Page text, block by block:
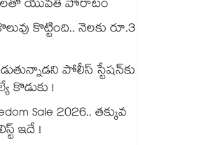
యువతి పోరాటం
కొట్టింది.. నెలకు రూ.3
పోలీస్ స్టేషన్⁪కు
కొడుకు !
Sale 2026.. తక్కువ
ఇదే !